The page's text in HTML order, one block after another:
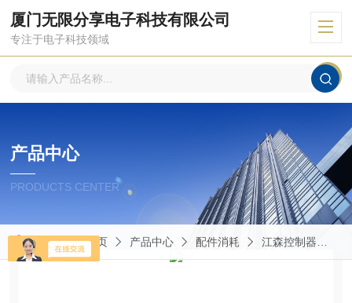
厦门无限分享电子科技有限公司
专注于电子科技领域
产品中心
PRODUCTS CENTER
当前位置：首页 产品中心 配件消耗 江森控制器